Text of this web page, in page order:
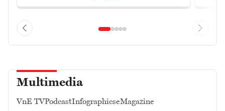
Multimedia
VnE TVPodcastInfographicseMagazine